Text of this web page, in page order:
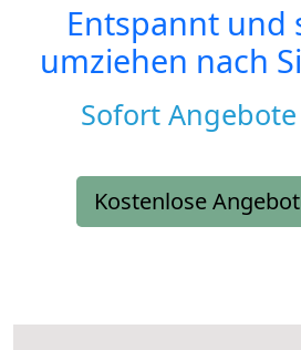
Entspannt und
umziehen nach
Sofort
Kostenlose